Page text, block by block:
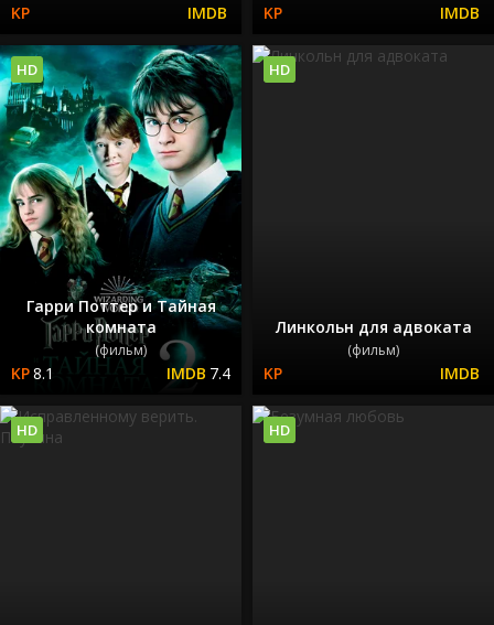
Гарри Поттер и Тайная
комната
(фильм)
8.1 7.4
HD
Линкольн для адвоката
(фильм)
HD
HD HD